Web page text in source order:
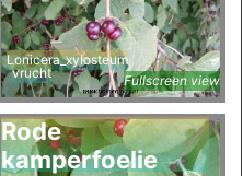
Lonicera_xylosteum
vrucht
Fullscreen view
Rode
kamperfoelie